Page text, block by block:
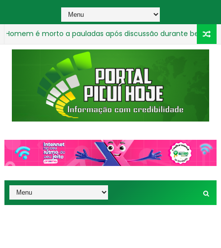
é morto a pauladas após discussão durante bebedeira na
se ajoelha para não perder bicicleta durante assalto em